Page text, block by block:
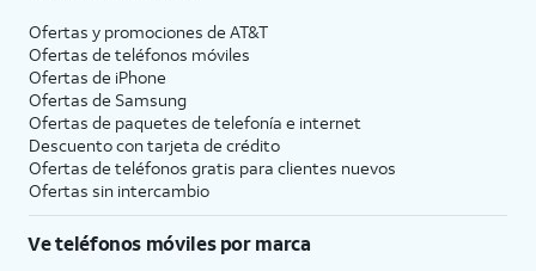
Ofertas y promociones de AT&T
Ofertas de teléfonos móviles
Ofertas de iPhone
Ofertas de Samsung
Ofertas de paquetes de telefonía e internet
Descuento con tarjeta de crédito
Ofertas de teléfonos gratis para clientes nuevos
Ofertas sin intercambio
Ve teléfonos móviles por marca